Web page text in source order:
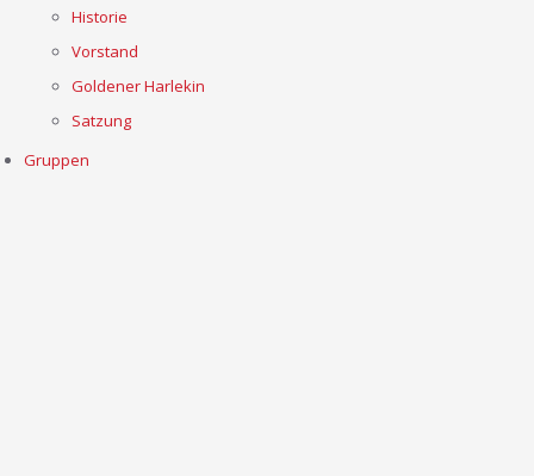
Historie
Vorstand
Goldener Harlekin
Satzung
Gruppen